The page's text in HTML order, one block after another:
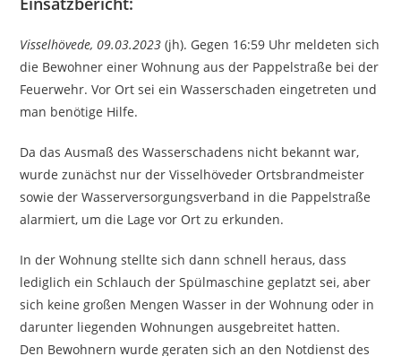
Visselhövede, 09.03.2023 (jh). Gegen 16:59 Uhr meldeten sich
die Bewohner einer Wohnung aus der Pappelstraße bei der
Feuerwehr. Vor Ort sei ein Wasserschaden eingetreten und
man benötige Hilfe.
Da das Ausmaß des Wasserschadens nicht bekannt war,
wurde zunächst nur der Visselhöveder Ortsbrandmeister
sowie der Wasserversorgungsverband in die Pappelstraße
alarmiert, um die Lage vor Ort zu erkunden.
In der Wohnung stellte sich dann schnell heraus, dass
lediglich ein Schlauch der Spülmaschine geplatzt sei, aber
sich keine großen Mengen Wasser in der Wohnung oder in
darunter liegenden Wohnungen ausgebreitet hatten.
Den Bewohnern wurde geraten sich an den Notdienst des